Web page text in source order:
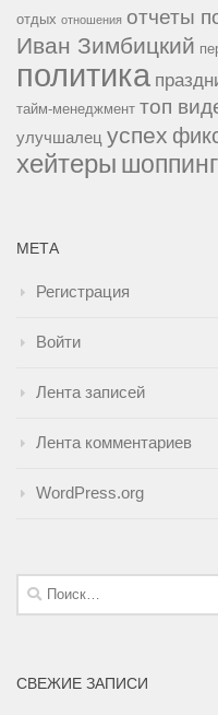
отдых отношения отчеты
Иван Зимбицкий
политика
тайм-менеджмент топ
улучшалец успех
хейтеры шоппинг
МЕТА
Регистрация
Войти
Лента записей
Лента комментариев
WordPress.org
Найти:
СВЕЖИЕ ЗАПИСИ